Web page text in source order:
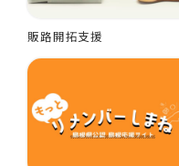
販路開拓支援